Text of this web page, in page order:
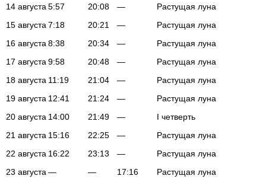
14 августа 5:57 20:08 —
Растущая луна
15 августа 7:18 20:21 —
Растущая луна
16 августа 8:38 20:34 —
Растущая луна
17 августа 9:58 20:48 —
Растущая луна
18 августа 11:19 21:04 —
Растущая луна
19 августа 12:41 21:24 —
Растущая луна
20 августа 14:00 21:49 —
I четверть
21 августа 15:16 22:25 —
Растущая луна
22 августа 16:22 23:13 —
Растущая луна
23 августа — — 17:16
Растущая луна